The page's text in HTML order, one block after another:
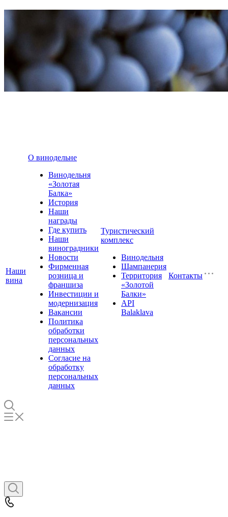
Наши
вина
О винодельне
Винодельня
«Золотая
Балка»
История
Наши
награды
Где купить
Наши
виноградники
Новости
Фирменная
розница и
франшиза
Инвестиции и
модернизация
Вакансии
Политика
обработки
персональных
данных
Согласие на
обработку
персональных
данных
Туристический
комплекс
Винодельня
Шампанерия
Территория
«Золотой
Балки»
API
Balaklava
Контакты